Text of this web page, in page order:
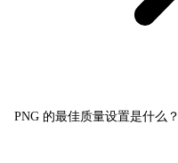
PNG 的最佳质量设置是什么？